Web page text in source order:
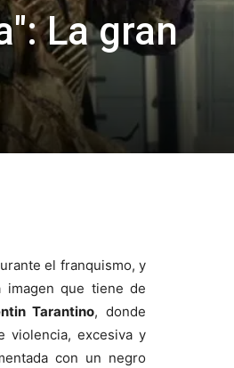
La gran
el franquismo, y
imagen que tiene de
Tarantino, donde
violencia, excesiva y
con un negro